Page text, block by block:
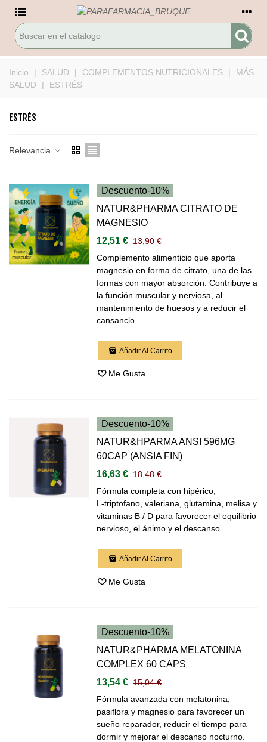
Inicio | SALUD | COMPLEMENTOS NUTRICIONALES |
MÁS
SALUD
| ESTRÉS
ESTRÉS
Relevancia
Descuento-10%
NATUR&PHARMA CITRATO DE
MAGNESIO
12,51 € 13,90 €
Complemento alimenticio que aporta
magnesio en forma de citrato, una de las
formas con mayor absorción. Contribuye a
la función muscular y nerviosa, al
mantenimiento de huesos y a reducir el
cansancio.
Añadir Al Carrito
Me Gusta
Descuento-10%
NATUR&HPARMA ANSI 596MG
60CAP (ANSIA FIN)
16,63 € 18,48 €
Fórmula completa con hipérico,
L‑triptofano, valeriana, glutamina, melisa y
vitaminas B / D para favorecer el equilibrio
nervioso, el ánimo y el descanso.
Añadir Al Carrito
Me Gusta
Descuento-10%
NATUR&PHARMA MELATONINA
COMPLEX 60 CAPS
13,54 € 15,04 €
Fórmula avanzada con melatonina,
pasiflora y magnesio para favorecer un
sueño reparador, reducir el tiempo para
dormir y mejorar el descanso nocturno.